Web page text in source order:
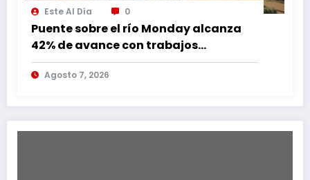
Este Al Día 0
Puente sobre el río Monday alcanza
42% de avance con trabajos
continuos
Agosto 7, 2026